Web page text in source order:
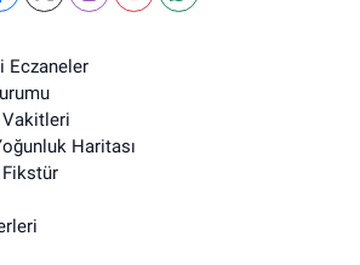
Eczaneler
Haritası
Fikstür